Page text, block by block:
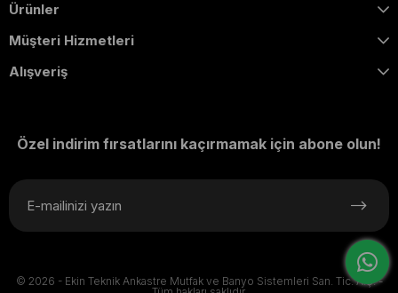
Ürünler
Müşteri Hizmetleri
Alışveriş
Özel indirim fırsatlarını kaçırmamak için abone olun!
© 2026 - Ekin Teknik Ankastre Mutfak ve Banyo Sistemleri San. Tic. A.Ş. -